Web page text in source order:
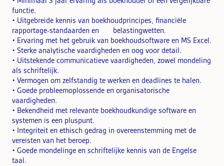
functie.
• Uitgebreide kennis van boekhoudprincipes, financiële
rapportage-standaarden en belastingwetten.
• Ervaring met het gebruik van boekhoudsoftware en MS Excel.
• Sterke analytische vaardigheden en oog voor detail.
• Uitstekende communicatieve vaardigheden, zowel mondeling
als schriftelijk.
• Vermogen om zelfstandig te werken en deadlines te halen.
• Goede probleemoplossende en organisatorische
vaardigheden.
• Bekendheid met relevante boekhoudkundige software en
systemen is een pluspunt.
• Integriteit en ethisch gedrag in overeenstemming met de
vereisten van het beroep.
• Goede mondelinge en schriftelijke kennis van de Engelse
taal.